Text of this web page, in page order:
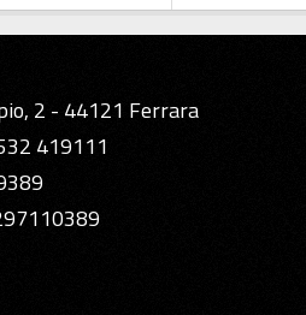
2 - 44121 Ferrara
419111